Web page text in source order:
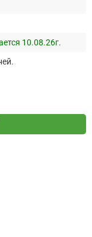
10.08.26г.